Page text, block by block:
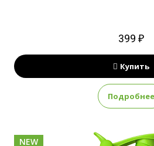
399 ₽
Купить
Подробнее
NEW